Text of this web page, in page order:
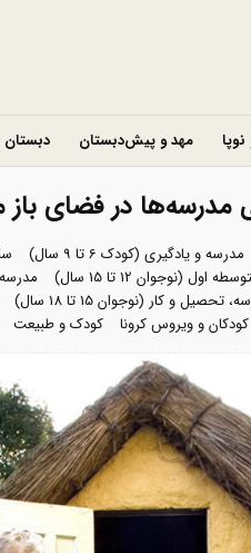
نوپا مهد و پیش‌دبستان دبستان
مدرسه‌ها در فضای
مدرسه و یادگیری (کودک 6 تا 9 سال)
اول (نوجوان 12 تا 15 سال)
مدرسه و
تحصیل و کار (نوجوان 15 تا 18 سال)
کودکان و ویروس کرونا کودک و طبیعت